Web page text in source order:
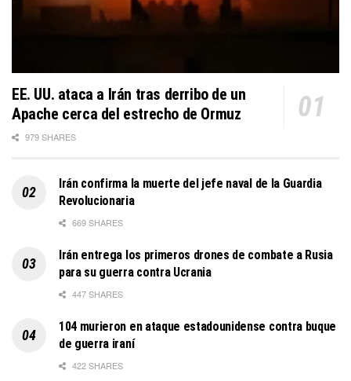
EE. UU. ataca a Irán tras derribo de un
Apache cerca del estrecho de Ormuz
979 SHARES
Irán confirma la muerte del jefe naval de la Guardia
Revolucionaria
669 SHARES
Irán entrega los primeros drones de combate a Rusia
para su guerra contra Ucrania
447 SHARES
104 murieron en ataque estadounidense contra buque
de guerra iraní
422 SHARES